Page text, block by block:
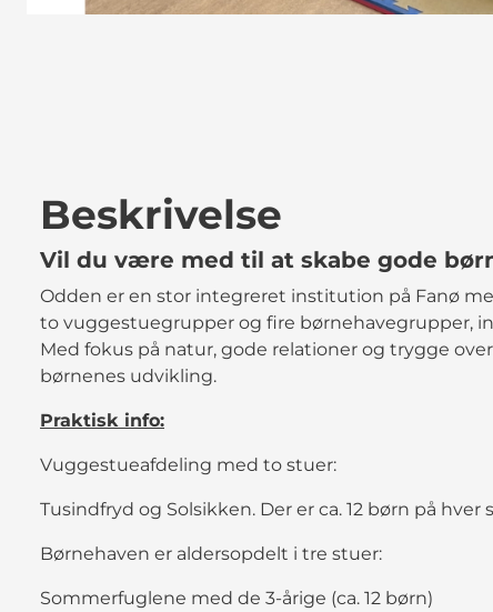
Beskrivelse
Vil du være med til at skabe gode
Odden er en stor integreret institution på Fanø
to vuggestuegrupper og fire børnehavegrupper,
Med fokus på natur, gode relationer og trygge
børnenes udvikling.
Praktisk info:
Vuggestueafdeling med to stuer:
Tusindfryd og Solsikken. Der er ca. 12 børn på hver
Børnehaven er aldersopdelt i tre stuer:
Sommerfuglene med de 3-årige (ca. 12 børn)